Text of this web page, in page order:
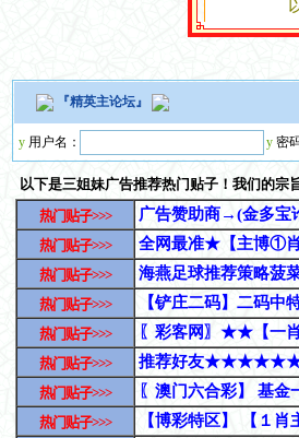
『精英主论坛』
y 用户名： y 密